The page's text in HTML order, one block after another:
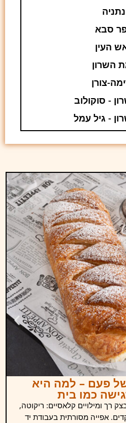
נתניה
סבא
העין
השרון
צורן
- סוקולוב
- גיל עמל
פעם – למה היא
כמו בית
רך ומילויים קלאסיים: ריקוטה,
אפייה מסורתית בעבודת יד